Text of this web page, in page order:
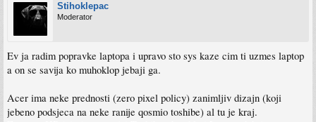
Stihoklepac
Moderator
Ev ja radim popravke laptopa i upravo sto sys kaze cim ti uzmes laptop
a on se savija ko muhoklop jebaji ga.
Acer ima neke prednosti (zero pixel policy) zanimljiv dizajn (koji
jebeno podsjeca na neke ranije qosmio toshibe) al tu je kraj.